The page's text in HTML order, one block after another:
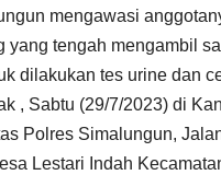
mengawasi
yang tengah mengambil
dilakukan tes urine dan
, Sabtu (29/7/2023) di
Polres Simalungun,
Lestari Indah